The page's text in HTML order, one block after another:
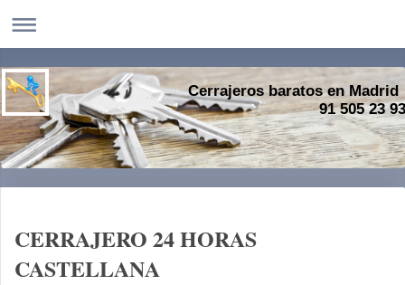
Cerrajeros baratos en Madrid
91 505 23
CERRAJERO 24 HORAS
CASTELLANA